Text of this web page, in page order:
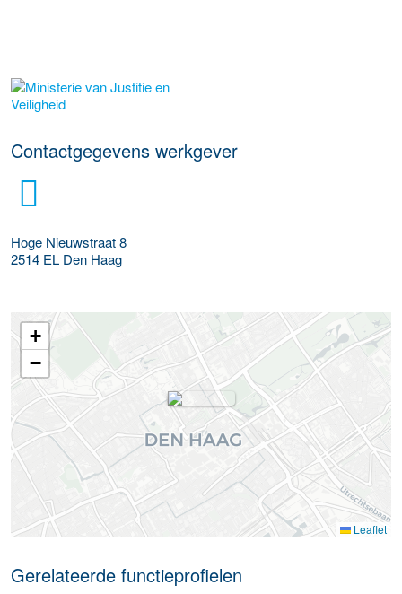
Meer werkgever details
Contactgegevens werkgever
Hoge Nieuwstraat 8
2514 EL Den Haag
+
−
Leaflet
Gerelateerde functieprofielen